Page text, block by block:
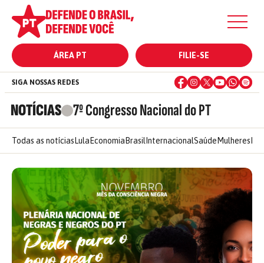
ÁREA PT FILIE-SE
NOTÍCIAS 7º Congresso Nacional do PT
SIGA NOSSAS REDES
Todas as notícias Lula Economia Brasil InternacionalSaúde Mulheres